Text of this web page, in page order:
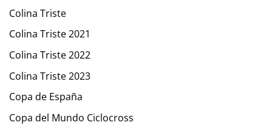
Colina Triste
Colina Triste 2021
Colina Triste 2022
Colina Triste 2023
Copa de España
Copa del Mundo Ciclocross